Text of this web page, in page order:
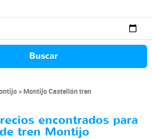
Buscar
Montijo Castellón tren
encontrados para
tren Montijo